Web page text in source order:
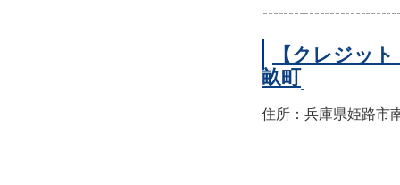
【クレジッ
畝町
住所：兵庫県姫路市